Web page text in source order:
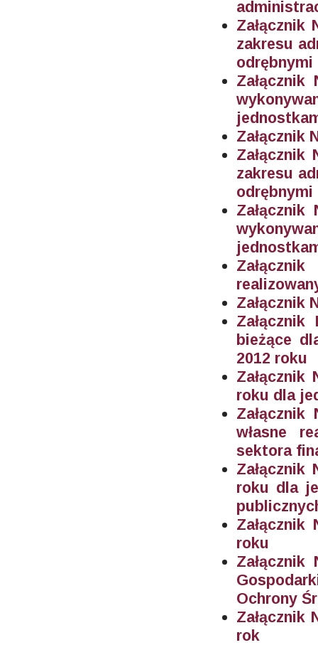
Załącznik
zakresu
odrębnymi
Załącznik
zakresu
odrębnymi
Załącznik
bieżące
2012 roku
roku dla
własne
sektora
roku dla
roku
Ochrony
Załącznik
rok